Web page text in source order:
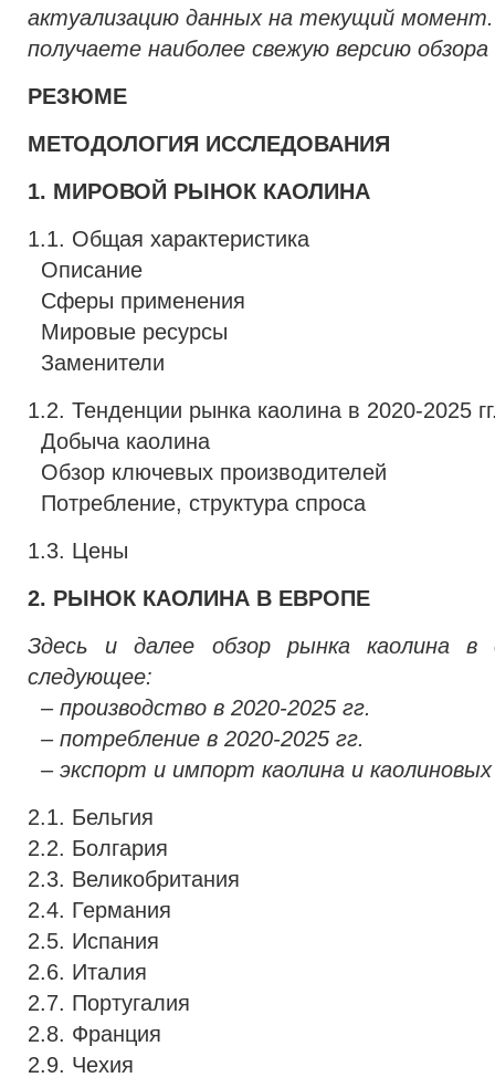
актуализацию данных на текущий
получаете наиболее свежую версию
РЕЗЮМЕ
МЕТОДОЛОГИЯ ИССЛЕДОВАНИЯ
1. МИРОВОЙ РЫНОК КАОЛИНА
1.1. Общая характеристика
Описание
Сферы применения
Мировые ресурсы
Заменители
1.2. Тенденции рынка каолина в 2020-2025
Добыча каолина
Обзор ключевых производителей
Потребление, структура спроса
1.3. Цены
2. РЫНОК КАОЛИНА В ЕВРОПЕ
Здесь и далее обзор рынка каолина
следующее:
– производство в 2020-2025 гг.
– потребление в 2020-2025 гг.
– экспорт и импорт каолина и
2.1. Бельгия
2.2. Болгария
2.3. Великобритания
2.4. Германия
2.5. Испания
2.6. Италия
2.7. Португалия
2.8. Франция
2.9. Чехия